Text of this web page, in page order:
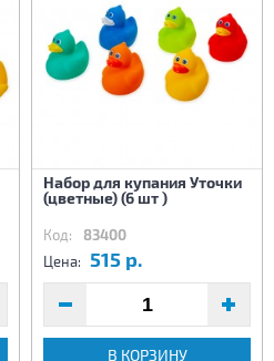
Набор для купания Уточки
(цветные) (6 шт )
Код: 83400
Цена: 515 р.
В КОРЗИНУ